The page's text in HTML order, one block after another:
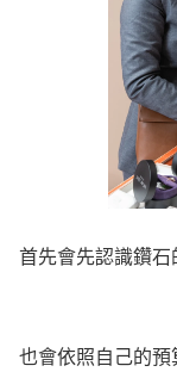
首先會先認識鑽
也會依照自己的